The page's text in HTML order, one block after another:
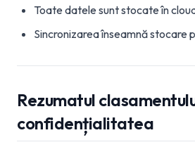
Toate datele sunt stocate în
Sincronizarea înseamnă stocare
Rezumatul
confidențialitatea